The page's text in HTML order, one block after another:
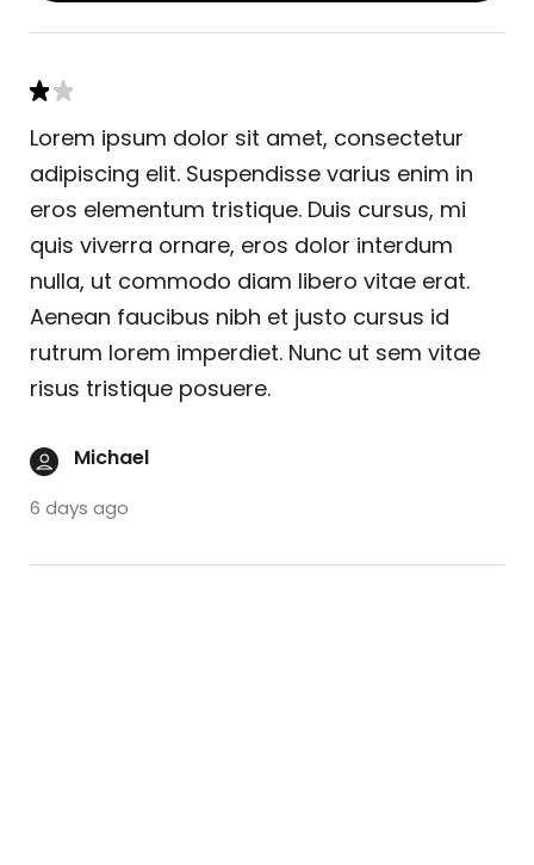
Lorem ipsum dolor sit amet, consectetur
adipiscing elit. Suspendisse varius enim in
eros elementum tristique. Duis cursus, mi
quis viverra ornare, eros dolor interdum
nulla, ut commodo diam libero vitae erat.
Aenean faucibus nibh et justo cursus id
rutrum lorem imperdiet. Nunc ut sem vitae
risus tristique posuere.
Michael
6 days ago